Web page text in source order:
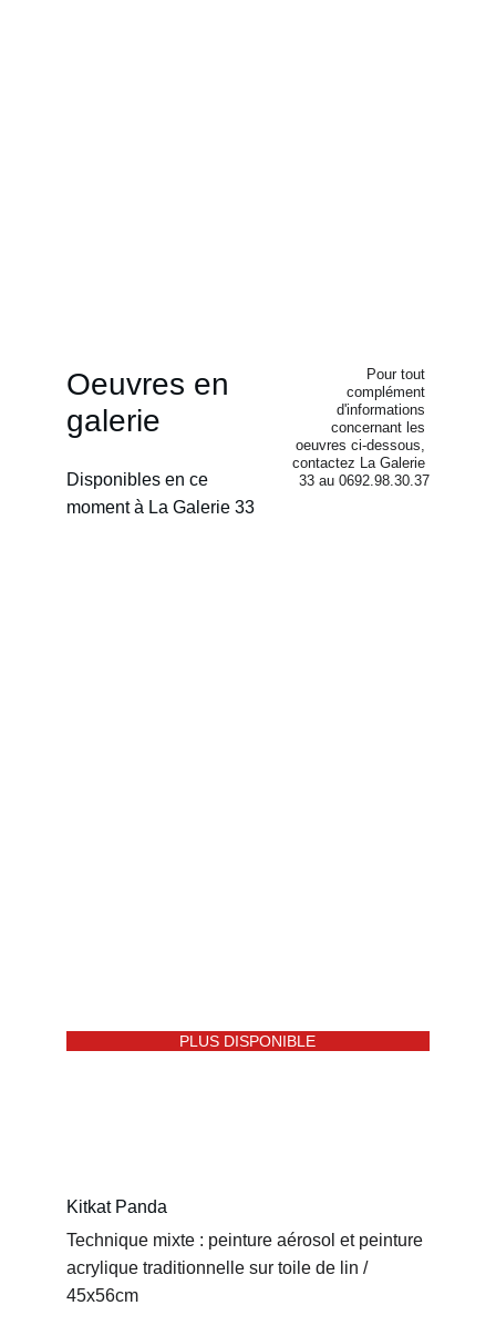
Oeuvres en
galerie
Disponibles en ce
moment à La Galerie 33
Pour tout
complément
d'informations
concernant les
oeuvres ci-dessous,
contactez La Galerie
33 au 0692.98.30.37
Kitkat Panda
Technique mixte : peinture aérosol et peinture
acrylique traditionnelle sur toile de lin /
45x56cm
PLUS DISPONIBLE